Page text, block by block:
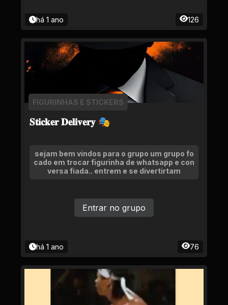
há 1 ano 126
𝐒𝐭𝐢𝐜𝐤𝐞𝐫 𝐃𝐞𝐥𝐢𝐯𝐞𝐫𝐲 🎭
FIGURINHAS E STICKERS
sejam bem vindos para o grupo um grupo fo
cado em trocar figurinha de whatsapp e con
versa fiada.. entrem e se divertirtam
há 1 ano 76
Entrar no grupo